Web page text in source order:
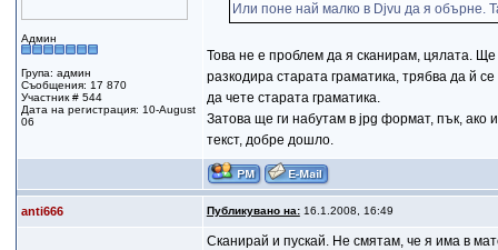
Админ
Група: админ
Съобщения: 17 870
Участник # 544
Дата на регистрация: 10-August
06
Или поне най малко в Djvu да я обърне.
Това не е проблем да я сканирам, цялата.
разкодира старата граматика, трябва да й
да чете старата граматика.
Затова ще ги набутам в jpg формат, пък, ако
текст, добре дошло.
anti666 Публикувано на:16.1.2008, 16:49
Сканирай и пускай. Не смятам, че я има в